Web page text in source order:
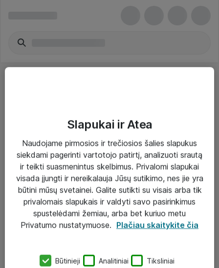
Paslaugos
Sprendimai
Įgyvendinti projektai
Atea ekspertų patarimai verslui
eShop@atea.lt
Slapukai ir Atea
Naudojame pirmosios ir trečiosios šalies slapukus
siekdami pagerinti vartotojo patirtį, analizuoti srautą
ir teikti suasmenintus skelbimus. Privalomi slapukai
visada įjungti ir nereikalauja Jūsų sutikimo, nes jie yra
būtini mūsų svetainei. Galite sutikti su visais arba tik
privalomais slapukais ir valdyti savo pasirinkimus
spustelėdami žemiau, arba bet kuriuo metu
Privatumo nustatymuose. Plačiau skaitykite čia
Būtinieji Analitiniai Tiksliniai